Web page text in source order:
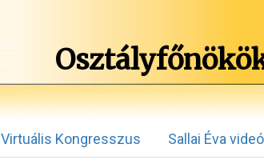
Virtuális Kongresszus Sallai Éva